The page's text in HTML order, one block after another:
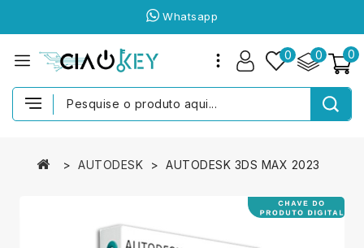
Whatsapp
0
0
0
AUTODESK AUTODESK 3DS MAX 2023